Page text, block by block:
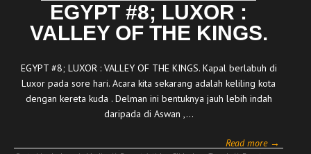
EGYPT #8; LUXOR :
VALLEY OF THE KINGS.
EGYPT #8; LUXOR : VALLEY OF THE KINGS. Kapal berlabuh di
Luxor pada sore hari. Acara kita sekarang adalah keliling kota
dengan kereta kuda . Delman ini bentuknya jauh lebih indah
daripada di Aswan ,…
Read more →